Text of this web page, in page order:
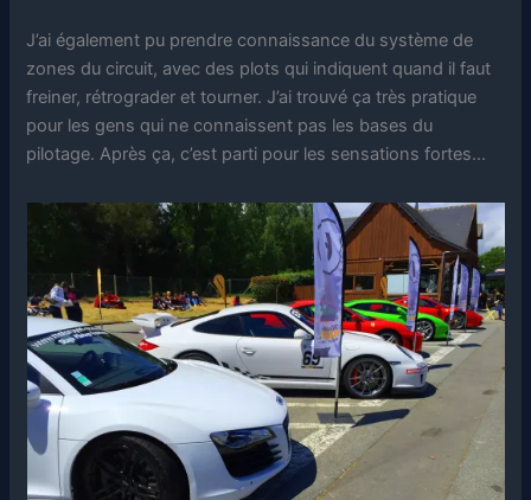
J’ai également pu prendre connaissance du système de
zones du circuit, avec des plots qui indiquent quand il faut
freiner, rétrograder et tourner. J’ai trouvé ça très pratique
pour les gens qui ne connaissent pas les bases du
pilotage. Après ça, c’est parti pour les sensations fortes…